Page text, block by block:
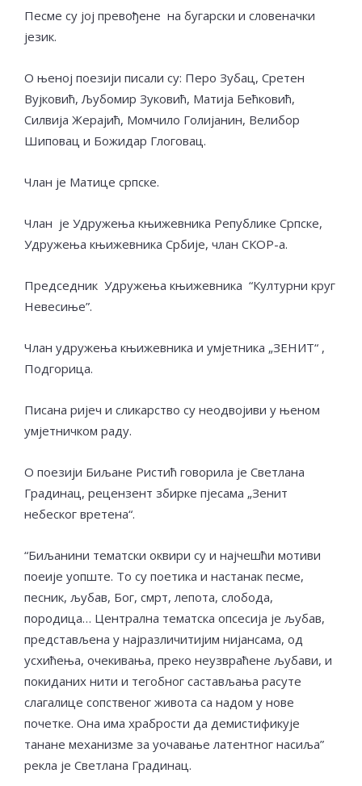
Песме су јој превођене на бугарски и словеначки
језик.
О њеној поезији писали су: Перо Зубац, Сретен
Вујковић, Љубомир Зуковић, Матија Бећковић,
Силвија Жерајић, Момчило Голијанин, Велибор
Шиповац и Божидар Глоговац.
Члан је Матице српске.
Члан је Удружења књижевника Републике Српске,
Удружења књижевника Србије, члан СКОР-а.
Председник Удружења књижевника “Културни круг
Невесиње”.
Члан удружења књижевника и умјетника „ЗЕНИТ“ ,
Подгорица.
Писана ријеч и сликарство су неодвојиви у њеном
умјетничком раду.
О поезији Биљане Ристић говорила је Светлана
Градинац, рецензент збирке пјесама „Зенит
небеског вретена“.
“Биљанини тематски оквири су и најчешћи мотиви
поеије уопште. То су поетика и настанак песме,
песник, љубав, Бог, смрт, лепота, слобода,
породица… Централна тематска опсесија је љубав,
представљена у најразличитијим нијансама, од
усхићења, очекивања, преко неузвраћене љубави, и
покиданих нити и тегобног састављања расуте
слагалице сопственог живота са надом у нове
почетке. Она има храбрости да демистификује
танане механизме за уочавање латентног насиља”
рекла је Светлана Градинац.